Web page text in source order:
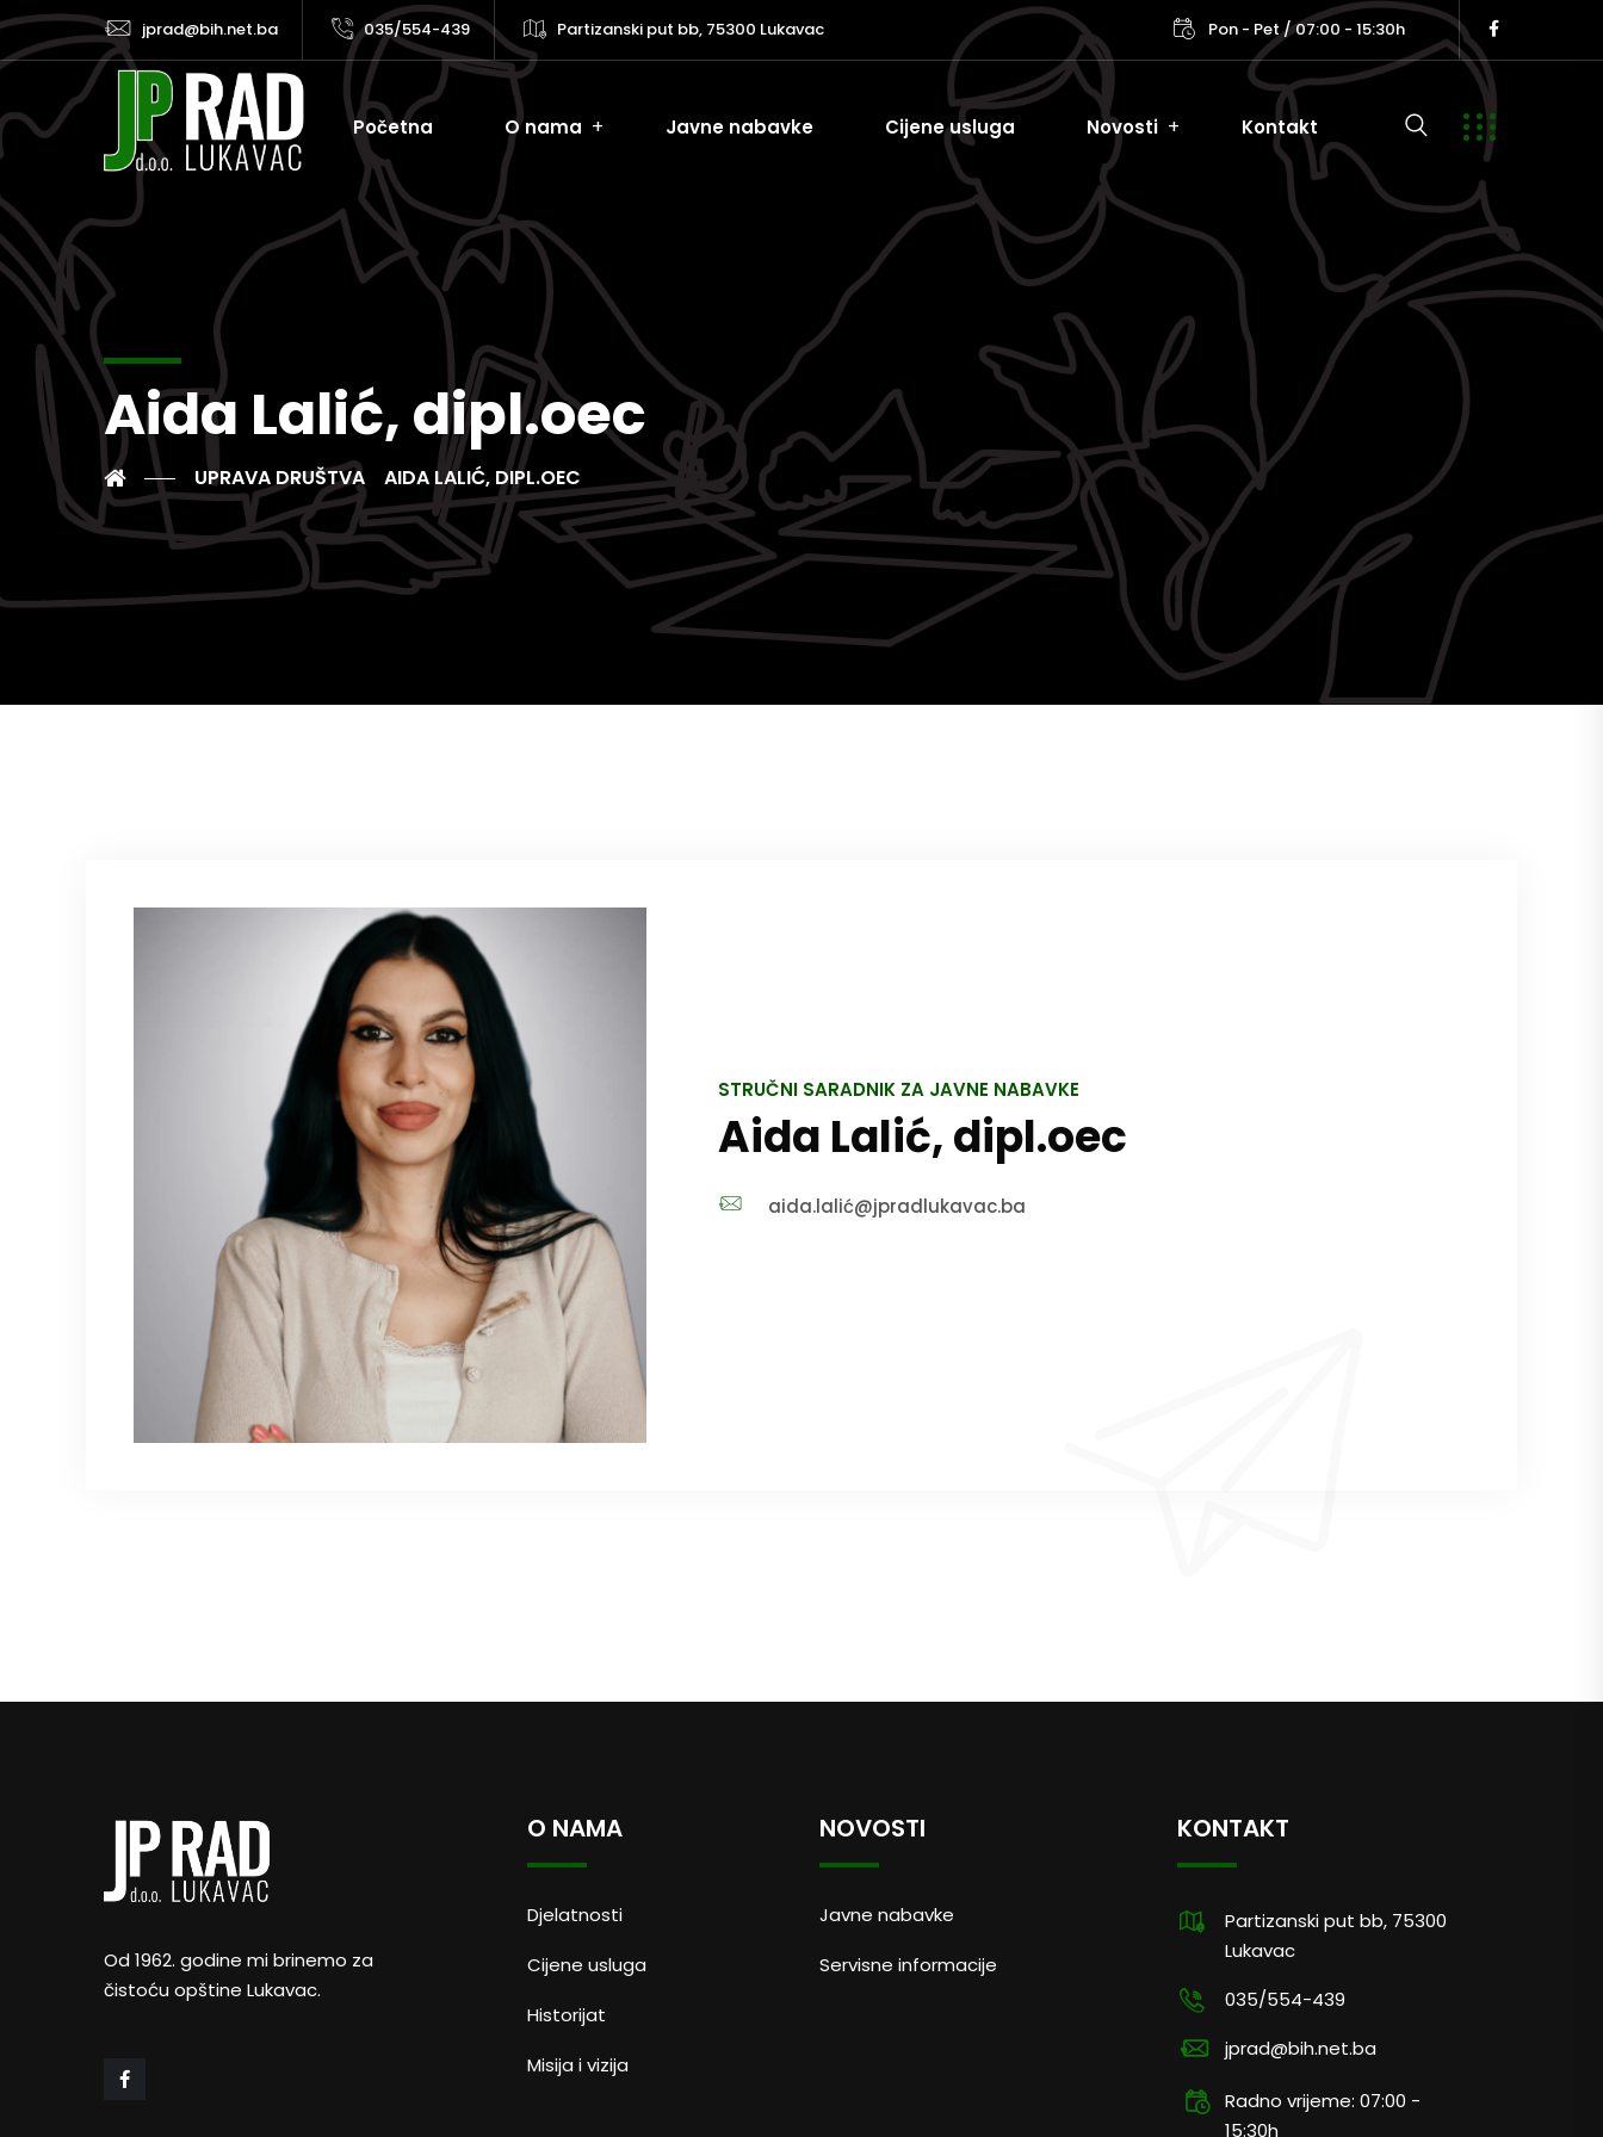
jprad@bih.net.ba 035/554-439 Partizanski put bb, 75300 Lukavac Pon - Pet / 07:00 - 15:30h
Početna O nama Javne nabavke Cijene usluga Novosti Kontakt
Aida Lalić, dipl.oec
UPRAVA DRUŠTVA AIDA LALIĆ, DIPL.OEC
STRUČNI SARADNIK ZA JAVNE NABAVKE
Aida Lalić, dipl.oec
aida.lalić@jpradlukavac.ba
Od 1962. godine mi brinemo za
čistoću opštine Lukavac.
O NAMA
Djelatnosti
Cijene usluga
Historijat
Misija i vizija
NOVOSTI
Javne nabavke
Servisne informacije
KONTAKT
Partizanski put bb, 75300
Lukavac
035/554-439
jprad@bih.net.ba
Radno vrijeme: 07:00 -
15:30h